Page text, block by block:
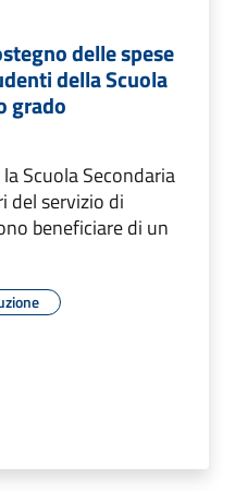
delle spese
della Scuola
grado
Scuola Secondaria
del servizio di
beneficiare di un